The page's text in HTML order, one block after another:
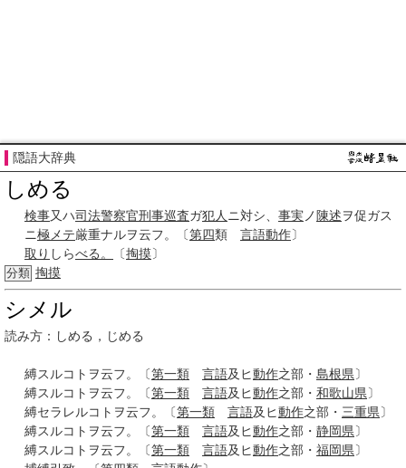
隠語大辞典
しめる
検事又ハ司法警察官刑事巡査ガ犯人 ニ対シ、 事実 ノ 陳述ヲ促ガス
ニ極 メテ厳重ナルヲ云フ。〔第四類 言語動作〕
取り しらべる。 〔掏摸〕
分類 掏摸
シメル
読み方：しめる，じめる
縛スルコトヲ云フ。〔第一類 言語及ヒ動作之部・ 島根県〕
縛スルコトヲ云フ。〔第一類 言語及ヒ動作之部・ 和歌山県〕
縛セラレルコトヲ云フ。〔第一類 言語及ヒ動作之部・ 三重県〕
縛スルコトヲ云フ。〔第一類 言語及ヒ動作之部・ 静岡県〕
縛スルコトヲ云フ。〔第一類 言語及ヒ動作之部・ 福岡県〕